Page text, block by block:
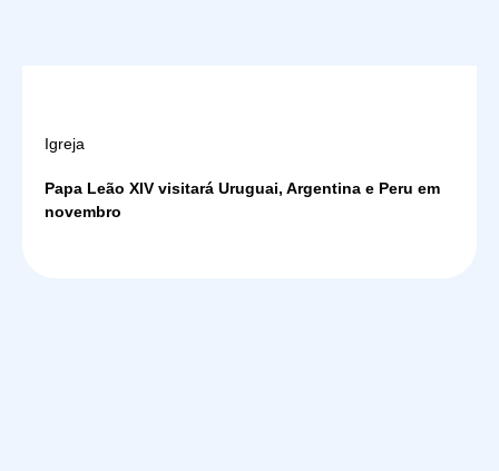
Igreja
Papa Leão XIV visitará Uruguai, Argentina e Peru em
novembro